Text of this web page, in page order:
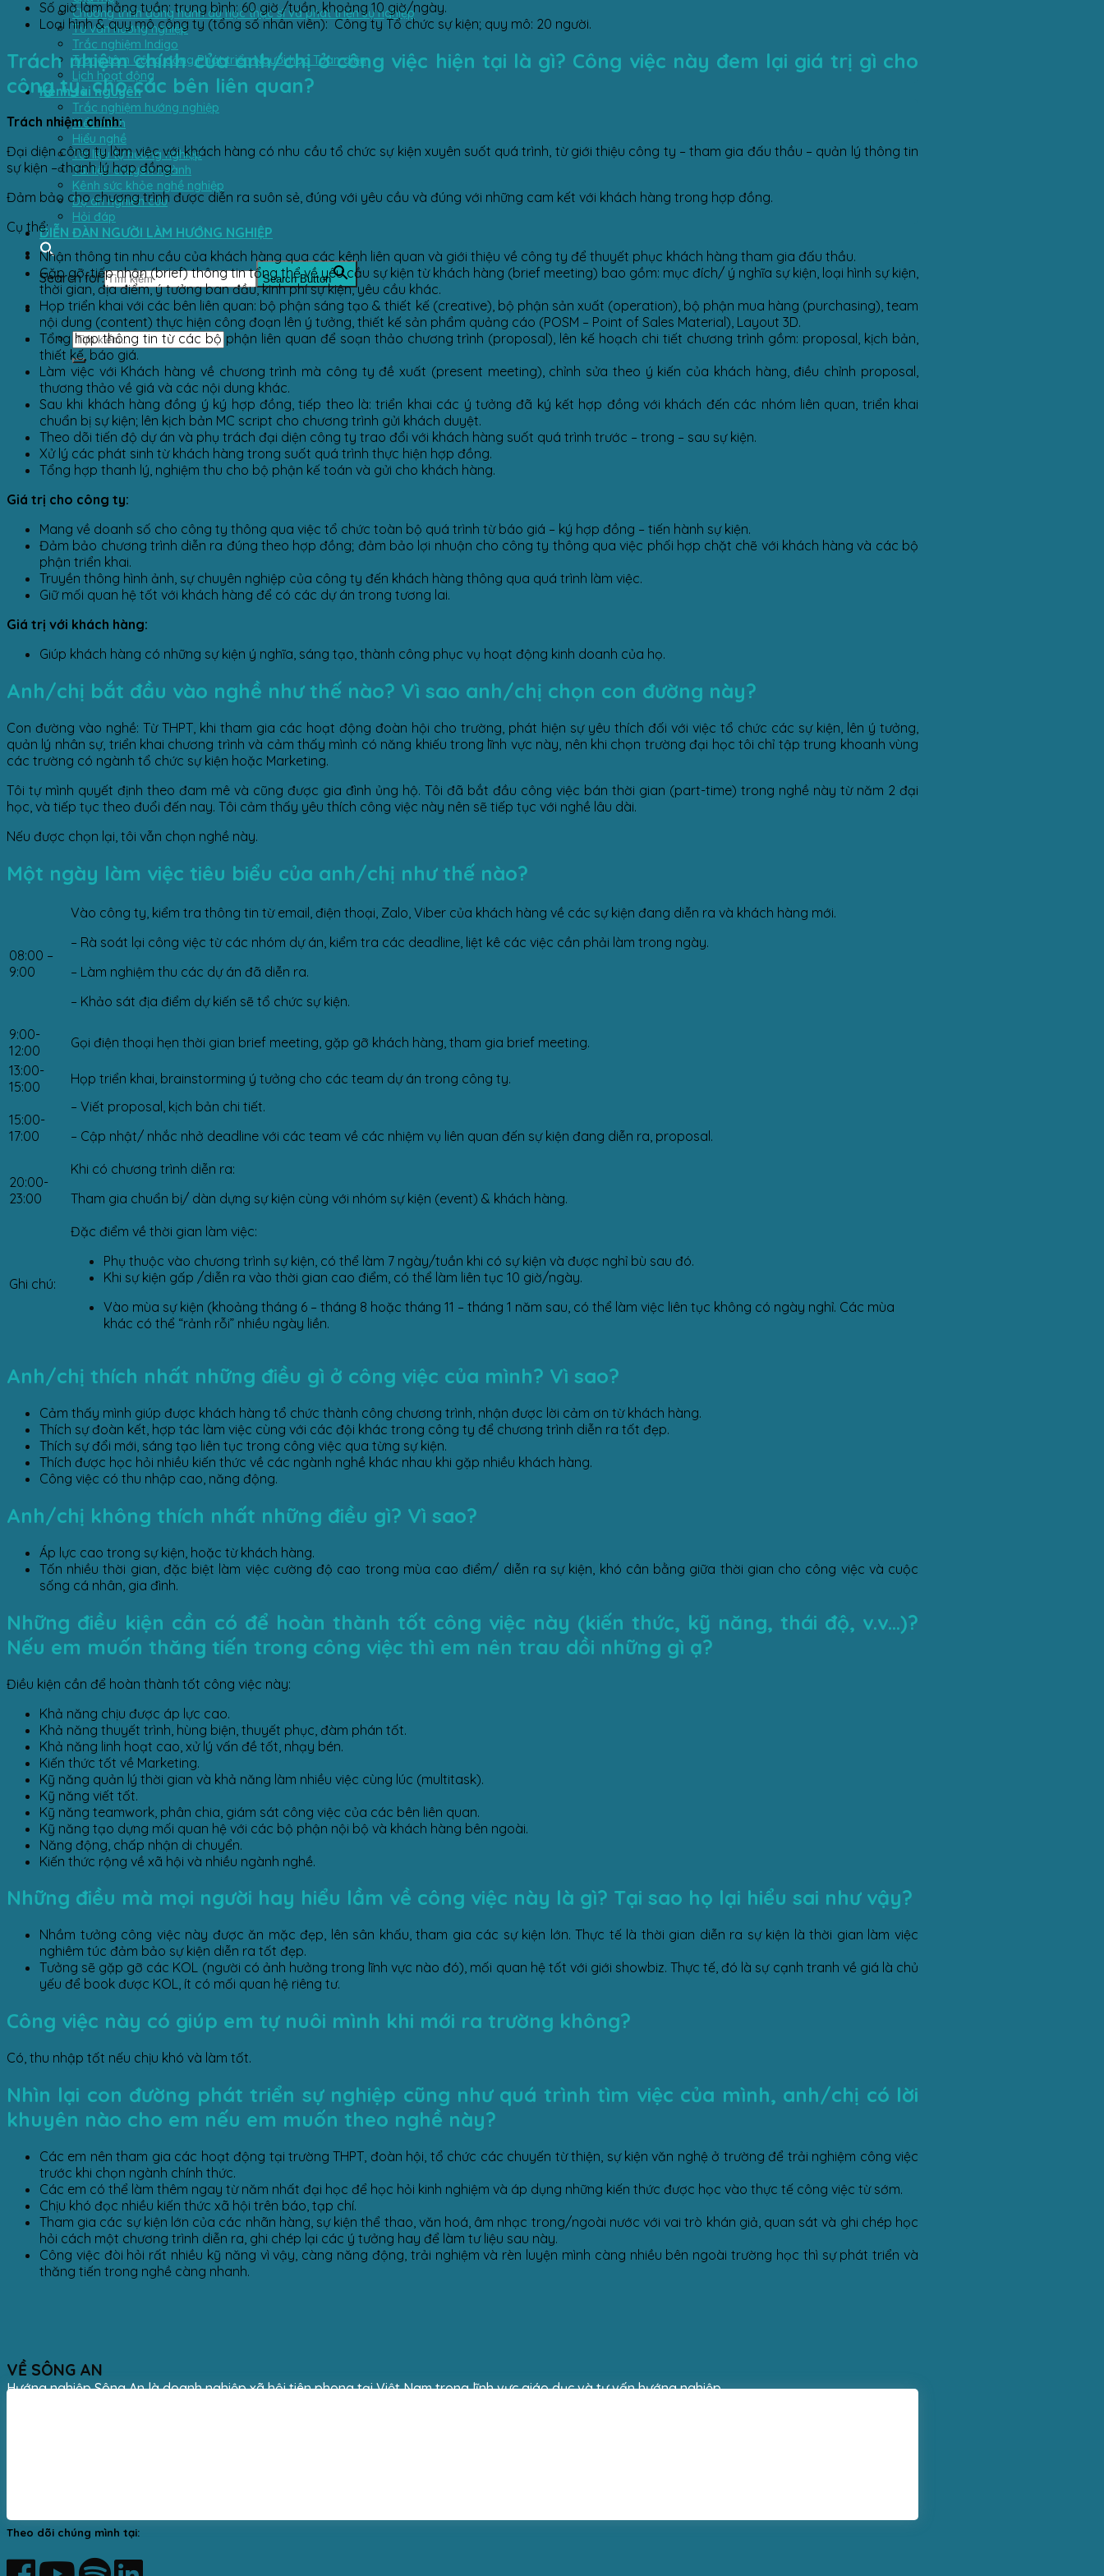
Chương trình đồng hành du học thạc sĩ và phát triển sự nghiệp
Tư vấn hướng nghiệp
Trắc nghiệm Indigo
Trung tâm Cộng đồng Phát triển Người học Toàn diện
Lịch hoạt động
Kênh tài nguyên
Trắc nghiệm hướng nghiệp
Hiểu mình
Hiểu nghề
Tài liệu tự hướng nghiệp
Tài liệu chuyên ngành
Kênh sức khỏe nghề nghiệp
Dự án nghiên cứu
Hỏi đáp
DIỄN ĐÀN NGƯỜI LÀM HƯỚNG NGHIỆP
Search for: Search Button
Số giờ làm hằng tuần: trung bình: 60 giờ /tuần, khoảng 10 giờ/ngày.
Loại hình & quy mô công ty (tổng số nhân viên): Công ty Tổ chức sự kiện; quy mô: 20 người.
Trách nhiệm chính của anh/chị ở công việc hiện tại là gì? Công việc này đem lại giá trị gì cho
công ty, cho các bên liên quan?
Trách nhiệm chính:
Đại diện công ty làm việc với khách hàng có nhu cầu tổ chức sự kiện xuyên suốt quá trình, từ giới thiệu công ty – tham gia đấu thầu – quản lý thông tin
sự kiện – thanh lý hợp đồng.
Đảm bảo cho chương trình được diễn ra suôn sẻ, đúng với yêu cầu và đúng với những cam kết với khách hàng trong hợp đồng.
Cụ thể:
Nhận thông tin nhu cầu của khách hàng qua các kênh liên quan và giới thiệu về công ty để thuyết phục khách hàng tham gia đấu thầu.
Gặp gỡ, tiếp nhận (brief) thông tin tổng thể về yêu cầu sự kiện từ khách hàng (brief meeting) bao gồm: mục đích/ ý nghĩa sự kiện, loại hình sự kiện,
thời gian, địa điểm, ý tưởng ban đầu, kinh phí sự kiện, yêu cầu khác.
Họp triển khai với các bên liên quan: bộ phận sáng tạo & thiết kế (creative), bộ phận sản xuất (operation), bộ phận mua hàng (purchasing), team
nội dung (content) thực hiện công đoạn lên ý tưởng, thiết kế sản phẩm quảng cáo (POSM – Point of Sales Material), Layout 3D.
Tổng hợp thông tin từ các bộ phận liên quan để soạn thảo chương trình (proposal), lên kế hoạch chi tiết chương trình gồm: proposal, kịch bản,
thiết kế, báo giá.
Làm việc với Khách hàng về chương trình mà công ty đề xuất (present meeting), chỉnh sửa theo ý kiến của khách hàng, điều chỉnh proposal,
thương thảo về giá và các nội dung khác.
Sau khi khách hàng đồng ý ký hợp đồng, tiếp theo là: triển khai các ý tưởng đã ký kết hợp đồng với khách đến các nhóm liên quan, triển khai
chuẩn bị sự kiện; lên kịch bản MC script cho chương trình gửi khách duyệt.
Theo dõi tiến độ dự án và phụ trách đại diện công ty trao đổi với khách hàng suốt quá trình trước – trong – sau sự kiện.
Xử lý các phát sinh từ khách hàng trong suốt quá trình thực hiện hợp đồng.
Tổng hợp thanh lý, nghiệm thu cho bộ phận kế toán và gửi cho khách hàng.
Giá trị cho công ty:
Mang về doanh số cho công ty thông qua việc tổ chức toàn bộ quá trình từ báo giá – ký hợp đồng – tiến hành sự kiện.
Đảm bảo chương trình diễn ra đúng theo hợp đồng; đảm bảo lợi nhuận cho công ty thông qua việc phối hợp chặt chẽ với khách hàng và các bộ
phận triển khai.
Truyền thông hình ảnh, sự chuyên nghiệp của công ty đến khách hàng thông qua quá trình làm việc.
Giữ mối quan hệ tốt với khách hàng để có các dự án trong tương lai.
Giá trị với khách hàng:
Giúp khách hàng có những sự kiện ý nghĩa, sáng tạo, thành công phục vụ hoạt động kinh doanh của họ.
Anh/chị bắt đầu vào nghề như thế nào? Vì sao anh/chị chọn con đường này?
Con đường vào nghề: Từ THPT, khi tham gia các hoạt động đoàn hội cho trường, phát hiện sự yêu thích đối với việc tổ chức các sự kiện, lên ý tưởng,
quản lý nhân sự, triển khai chương trình và cảm thấy mình có năng khiếu trong lĩnh vực này, nên khi chọn trường đại học tôi chỉ tập trung khoanh vùng
các trường có ngành tổ chức sự kiện hoặc Marketing.
Tôi tự mình quyết định theo đam mê và cũng được gia đình ủng hộ. Tôi đã bắt đầu công việc bán thời gian (part-time) trong nghề này từ năm 2 đại
học, và tiếp tục theo đuổi đến nay. Tôi cảm thấy yêu thích công việc này nên sẽ tiếp tục với nghề lâu dài.
Nếu được chọn lại, tôi vẫn chọn nghề này.
Một ngày làm việc tiêu biểu của anh/chị như thế nào?
08:00 –
9:00
Vào công ty, kiểm tra thông tin từ email, điện thoại, Zalo, Viber của khách hàng về các sự kiện đang diễn ra và khách hàng mới.
– Rà soát lại công việc từ các nhóm dự án, kiểm tra các deadline, liệt kê các việc cần phải làm trong ngày.
– Làm nghiệm thu các dự án đã diễn ra.
– Khảo sát địa điểm dự kiến sẽ tổ chức sự kiện.
9:00-
12:00
Gọi điện thoại hẹn thời gian brief meeting, gặp gỡ khách hàng, tham gia brief meeting.
13:00-
15:00
Họp triển khai, brainstorming ý tưởng cho các team dự án trong công ty.
15:00-
17:00
– Viết proposal, kịch bản chi tiết.
– Cập nhật/ nhắc nhở deadline với các team về các nhiệm vụ liên quan đến sự kiện đang diễn ra, proposal.
20:00-
23:00
Khi có chương trình diễn ra:
Tham gia chuẩn bị/ dàn dựng sự kiện cùng với nhóm sự kiện (event) & khách hàng.
Ghi chú:
Đặc điểm về thời gian làm việc:
Phụ thuộc vào chương trình sự kiện, có thể làm 7 ngày/tuần khi có sự kiện và được nghỉ bù sau đó.
Khi sự kiện gấp /diễn ra vào thời gian cao điểm, có thể làm liên tục 10 giờ/ngày.
Vào mùa sự kiện (khoảng tháng 6 – tháng 8 hoặc tháng 11 – tháng 1 năm sau, có thể làm việc liên tục không có ngày nghỉ. Các mùa
khác có thể “rảnh rỗi” nhiều ngày liền.
Anh/chị thích nhất những điều gì ở công việc của mình? Vì sao?
Cảm thấy mình giúp được khách hàng tổ chức thành công chương trình, nhận được lời cảm ơn từ khách hàng.
Thích sự đoàn kết, hợp tác làm việc cùng với các đội khác trong công ty để chương trình diễn ra tốt đẹp.
Thích sự đổi mới, sáng tạo liên tục trong công việc qua từng sự kiện.
Thích được học hỏi nhiều kiến thức về các ngành nghề khác nhau khi gặp nhiều khách hàng.
Công việc có thu nhập cao, năng động.
Anh/chị không thích nhất những điều gì? Vì sao?
Áp lực cao trong sự kiện, hoặc từ khách hàng.
Tốn nhiều thời gian, đặc biệt làm việc cường độ cao trong mùa cao điểm/ diễn ra sự kiện, khó cân bằng giữa thời gian cho công việc và cuộc
sống cá nhân, gia đình.
Những điều kiện cần có để hoàn thành tốt công việc này (kiến thức, kỹ năng, thái độ, v.v…)?
Nếu em muốn thăng tiến trong công việc thì em nên trau dồi những gì ạ?
Điều kiện cần để hoàn thành tốt công việc này:
Khả năng chịu được áp lực cao.
Khả năng thuyết trình, hùng biện, thuyết phục, đàm phán tốt.
Khả năng linh hoạt cao, xử lý vấn đề tốt, nhạy bén.
Kiến thức tốt về Marketing.
Kỹ năng quản lý thời gian và khả năng làm nhiều việc cùng lúc (multitask).
Kỹ năng viết tốt.
Kỹ năng teamwork, phân chia, giám sát công việc của các bên liên quan.
Kỹ năng tạo dựng mối quan hệ với các bộ phận nội bộ và khách hàng bên ngoài.
Năng động, chấp nhận di chuyển.
Kiến thức rộng về xã hội và nhiều ngành nghề.
Những điều mà mọi người hay hiểu lầm về công việc này là gì? Tại sao họ lại hiểu sai như vậy?
Nhầm tưởng công việc này được ăn mặc đẹp, lên sân khấu, tham gia các sự kiện lớn. Thực tế là thời gian diễn ra sự kiện là thời gian làm việc
nghiêm túc đảm bảo sự kiện diễn ra tốt đẹp.
Tưởng sẽ gặp gỡ các KOL (người có ảnh hưởng trong lĩnh vực nào đó), mối quan hệ tốt với giới showbiz. Thực tế, đó là sự cạnh tranh về giá là chủ
yếu để book được KOL, ít có mối quan hệ riêng tư.
Công việc này có giúp em tự nuôi mình khi mới ra trường không?
Có, thu nhập tốt nếu chịu khó và làm tốt.
Nhìn lại con đường phát triển sự nghiệp cũng như quá trình tìm việc của mình, anh/chị có lời
khuyên nào cho em nếu em muốn theo nghề này?
Các em nên tham gia các hoạt động tại trường THPT, đoàn hội, tổ chức các chuyến từ thiện, sự kiện văn nghệ ở trường để trải nghiệm công việc
trước khi chọn ngành chính thức.
Các em có thể làm thêm ngay từ năm nhất đại học để học hỏi kinh nghiệm và áp dụng những kiến thức được học vào thực tế công việc từ sớm.
Chịu khó đọc nhiều kiến thức xã hội trên báo, tạp chí.
Tham gia các sự kiện lớn của các nhãn hàng, sự kiện thể thao, văn hoá, âm nhạc trong/ngoài nước với vai trò khán giả, quan sát và ghi chép học
hỏi cách một chương trình diễn ra, ghi chép lại các ý tưởng hay để làm tư liệu sau này.
Công việc đòi hỏi rất nhiều kỹ năng vì vậy, càng năng động, trải nghiệm và rèn luyện mình càng nhiều bên ngoài trường học thì sự phát triển và
thăng tiến trong nghề càng nhanh.
VỀ SÔNG AN
Hướng nghiệp Sông An là doanh nghiệp xã hội tiên phong tại Việt Nam trong lĩnh vực giáo dục và tư vấn hướng nghiệp.
Theo dõi chúng mình tại: